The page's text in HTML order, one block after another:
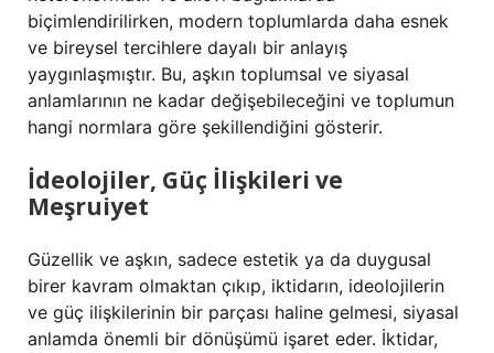
biçimlendirilirken, modern toplumlarda daha esnek
ve bireysel tercihlere dayalı bir anlayış
yaygınlaşmıştır. Bu, aşkın toplumsal ve siyasal
anlamlarının ne kadar değişebileceğini ve toplumun
hangi normlara göre şekillendiğini gösterir.
İdeolojiler, Güç İlişkileri ve
Meşruiyet
Güzellik ve aşkın, sadece estetik ya da duygusal
birer kavram olmaktan çıkıp, iktidarın, ideolojilerin
ve güç ilişkilerinin bir parçası haline gelmesi, siyasal
anlamda önemli bir dönüşümü işaret eder. İktidar,